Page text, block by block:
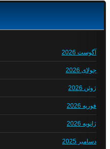
آگوست 2026
جولای 2026
ژوئن 2026
فوریه 2026
ژانویه 2026
دسامبر 2025